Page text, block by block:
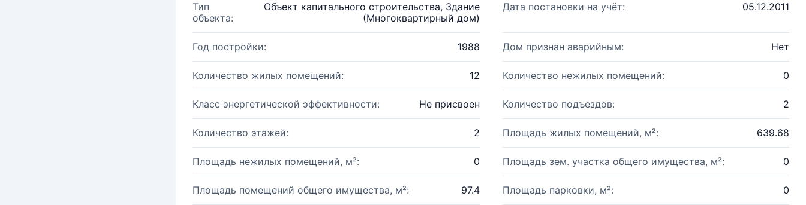
Тип
объекта:
Объект капитального строительства, Здание
(Многоквартирный дом)
Дата постановки на учёт: 05.12.2011
Год постройки: 1988 Дом признан аварийным: Нет
Количество жилых помещений: 12 Количество нежилых помещений: 0
Класс энергетической эффективности: Не присвоен Количество подъездов: 2
Количество этажей: 2 Площадь жилых помещений, м²: 639.68
Площадь нежилых помещений, м²: 0 Площадь зем. участка общего имущества, м²: 0
Площадь помещений общего имущества, м²: 97.4 Площадь парковки, м²: 0